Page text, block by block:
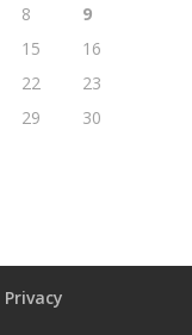
8
9
15
16
22
23
29
30